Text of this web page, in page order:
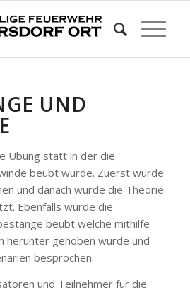
UND
Übung statt in der die
beübt wurde. Zuerst wurde
und danach wurde die Theorie
Ebenfalls wurde die
beübt welche mithilfe
herunter gehoben wurde und
besprochen.
und Teilnehmer für die